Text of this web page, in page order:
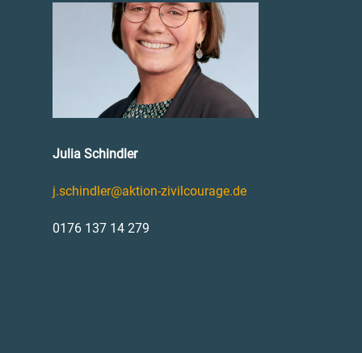
Julia Schindler
j.schindler@aktion-zivilcourage.de
0176 137 14 279